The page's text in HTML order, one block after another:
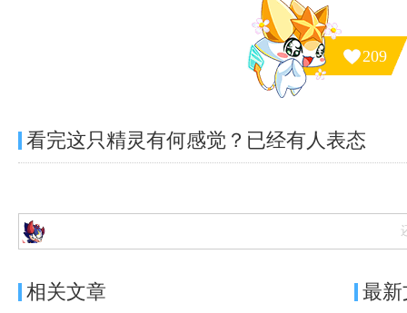
209
看完这只精灵有何感觉？已经有人表态
相关文章 最